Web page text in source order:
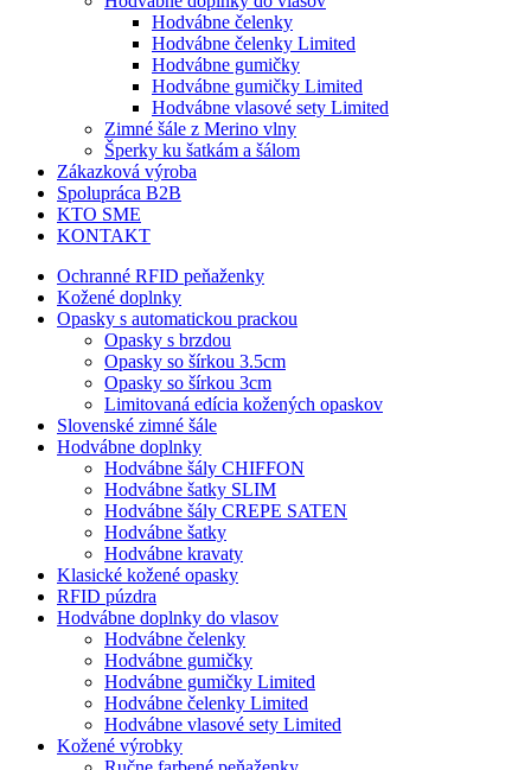
Hodvábne čelenky
Hodvábne čelenky Limited
Hodvábne gumičky
Hodvábne gumičky Limited
Hodvábne vlasové sety Limited
Zimné šále z Merino vlny
Šperky ku šatkám a šálom
Zákazková výroba
Spolupráca B2B
KTO SME
KONTAKT
Ochranné RFID peňaženky
Kožené doplnky
Opasky s automatickou prackou
Opasky s brzdou
Opasky so šírkou 3.5cm
Opasky so šírkou 3cm
Limitovaná edícia kožených opaskov
Slovenské zimné šále
Hodvábne doplnky
Hodvábne šály CHIFFON
Hodvábne šatky SLIM
Hodvábne šály CREPE SATEN
Hodvábne šatky
Hodvábne kravaty
Klasické kožené opasky
RFID púzdra
Hodvábne doplnky do vlasov
Hodvábne čelenky
Hodvábne gumičky
Hodvábne gumičky Limited
Hodvábne čelenky Limited
Hodvábne vlasové sety Limited
Kožené výrobky